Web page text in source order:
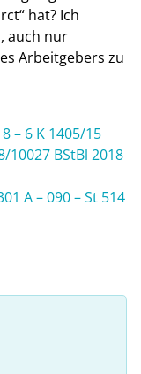
hat? Ich
auch nur
Arbeitgebers zu
– 6 K 1405/15
10027 BStBl 2018
A – 090 – St 514